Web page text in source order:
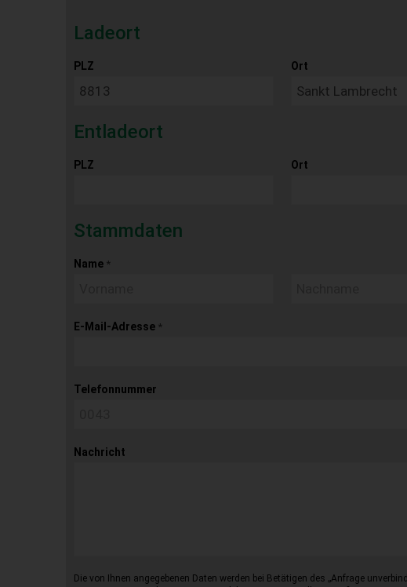
Ladeort
PLZ Ort
Entladeort
PLZ Ort
Stammdaten
Name *
E-Mail-Adresse *
Telefonnummer
Nachricht
Die von Ihnen angegebenen Daten werden bei Betätigen des „Anfrage